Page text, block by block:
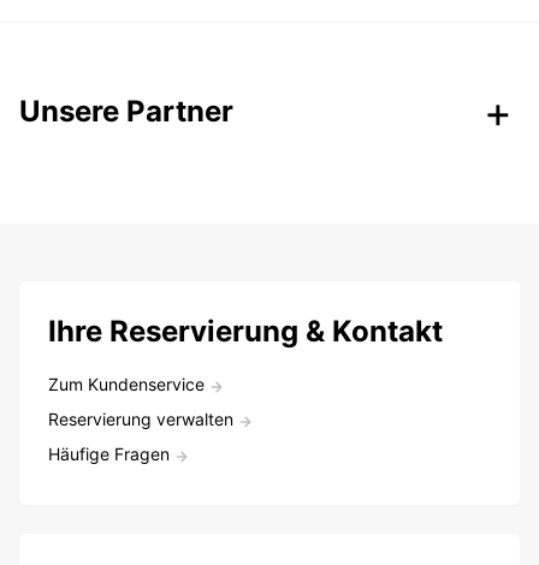
Unsere Partner
Ihre Reservierung & Kontakt
Zum Kundenservice
Reservierung verwalten
Häufige Fragen